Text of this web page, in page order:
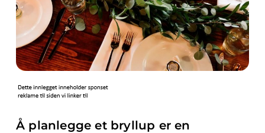
Å planlegge et bryllup er en